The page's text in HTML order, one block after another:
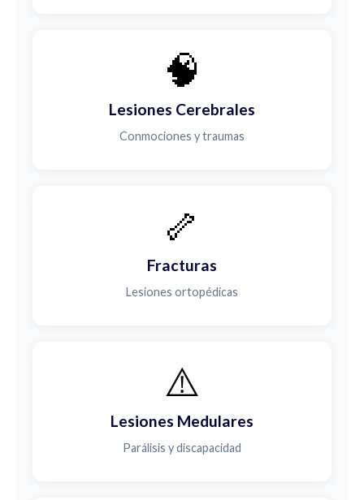
🧠
Lesiones Cerebrales
Conmociones y traumas
🦴
Fracturas
Lesiones ortopédicas
⚠️
Lesiones Medulares
Parálisis y discapacidad